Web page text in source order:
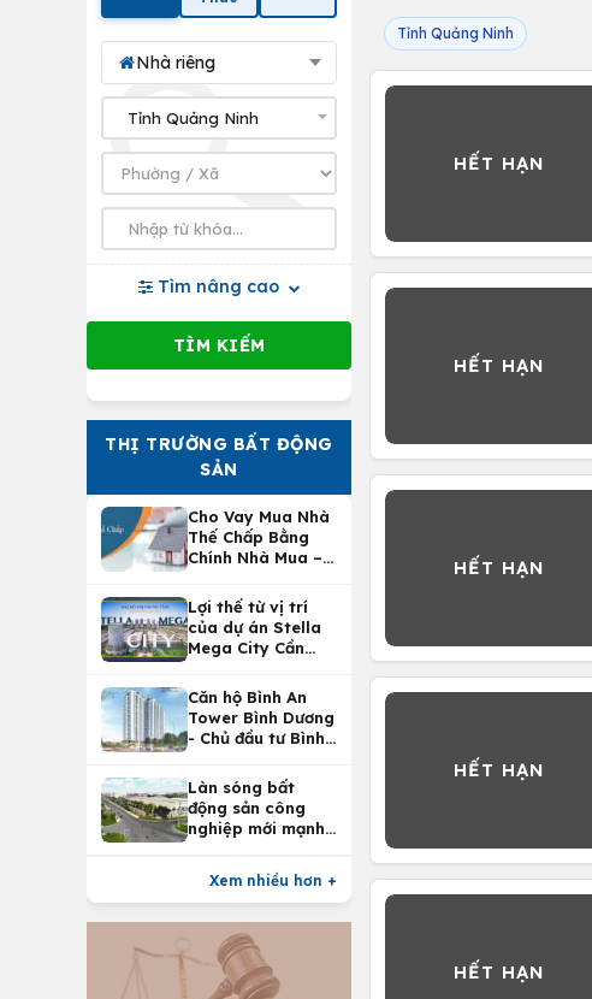
Nhà riêng
Tìm nâng cao
THỊ TRƯỜNG BẤT ĐỘNG
SẢN
Cho Vay Mua Nhà
Thế Chấp Bằng
Chính Nhà Mua –
Nhà Tại
Vietcombank
Lợi thế từ vị trí
của dự án Stella
Mega City Cần
Căn hộ Bình An
Tower Bình Dương
- Chủ đầu tư Bình
Làn sóng bất
động sản công
nghiệp mới mạnh
Xem nhiều hơn +
Tỉnh Quảng Ninh